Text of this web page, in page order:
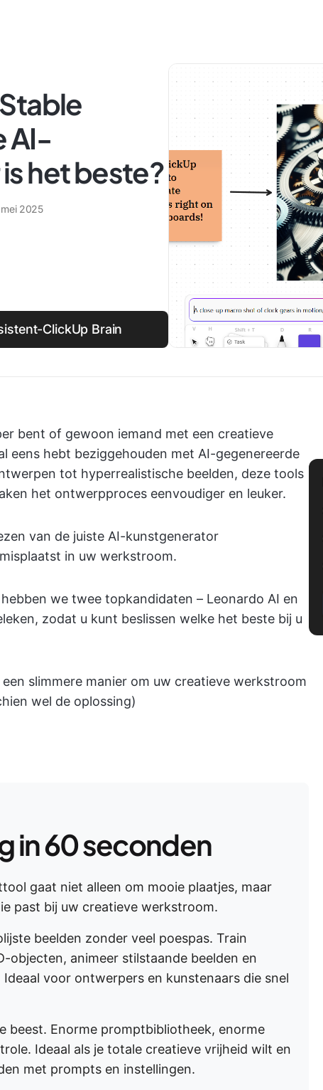
AI-
het beste?
2025
ClickUp Brain
bent of gewoon iemand met een creatieve
eens hebt beziggehouden met AI-gegenereerde
tot hyperrealistische beelden, deze tools
het ontwerpproces eenvoudiger en leuker.
van de juiste AI-kunstgenerator
in uw werkstroom.
we twee topkandidaten – Leonardo AI en
zodat u kunt beslissen welke het beste bij u
slimmere manier om uw creatieve werkstroom
wel de oplossing)
in 60 seconden
gaat niet alleen om mooie plaatjes, maar
past bij uw creatieve werkstroom.
beelden zonder veel poespas. Train
objecten, animeer stilstaande beelden en
voor ontwerpers en kunstenaars die snel
beest. Enorme promptbibliotheek, enorme
Ideaal als je totale creatieve vrijheid wilt en
met prompts en instellingen.